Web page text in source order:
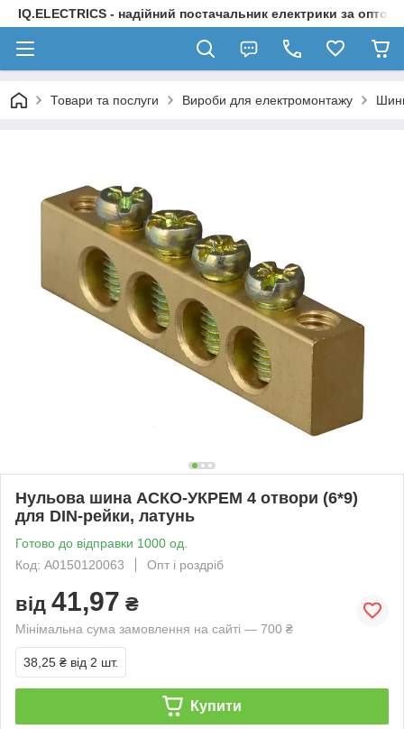
IQ.ELECTRICS - надійний постачальник електрики за
Товари та послуги Вироби для електромонтажу
Нульова шина АСКО-УКРЕМ 4 отвори (6*9)
для DIN-рейки, латунь
Готово до відправки 1000 од.
Код: A0150120063
Опт і роздріб
від 41,97 ₴
Мінімальна сума замовлення на сайті — 700 ₴
38,25 ₴ від 2 шт.
Купити